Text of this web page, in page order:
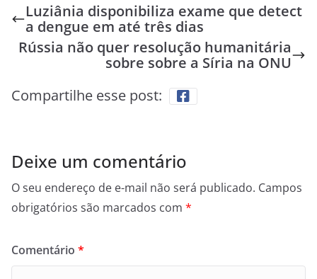
Luziânia disponibiliza exame que detect
a dengue em até três dias
Rússia não quer resolução humanitária
sobre sobre a Síria na ONU
Compartilhe esse post:
Deixe um comentário
O seu endereço de e-mail não será publicado. Campos
obrigatórios são marcados com *
Comentário *